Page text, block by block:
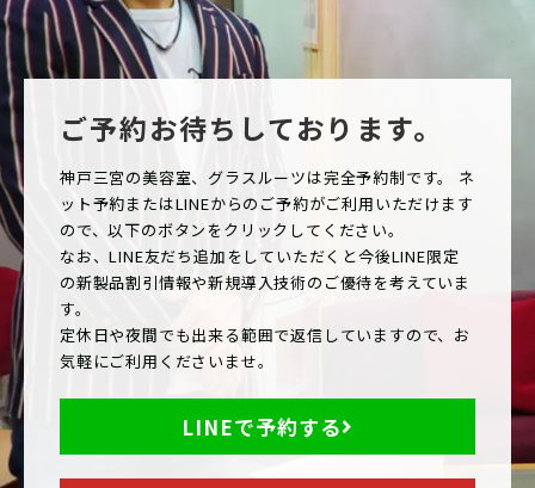
ご予約お待ちしております。
神戸三宮の美容室、グラスルーツは完全予約制です。 ネ
ット予約またはLINEからのご予約がご利用いただけます
ので、以下のボタンをクリックしてください。
なお、LINE友だち追加をしていただくと今後LINE限定
の新製品割引情報や新規導入技術のご優待を考えていま
す。
定休日や夜間でも出来る範囲で返信していますので、お
気軽にご利用くださいませ。
LINEで予約する